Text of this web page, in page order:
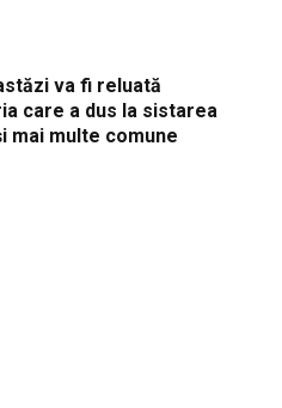
va fi reluată
care a dus la sistarea
mai multe comune